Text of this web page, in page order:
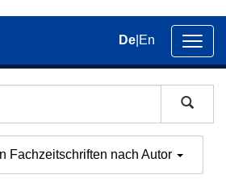
der
De En
Fachzeitschriften nach Autor